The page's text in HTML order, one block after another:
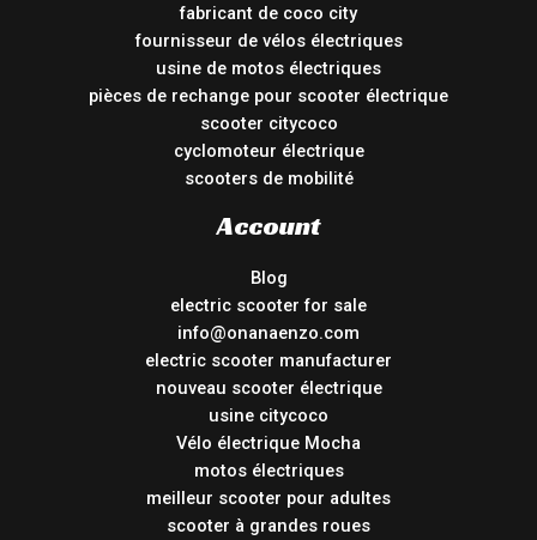
fabricant de coco city
fournisseur de vélos électriques
usine de motos électriques
pièces de rechange pour scooter électrique
scooter citycoco
cyclomoteur électrique
scooters de mobilité
Account
Blog
electric scooter for sale
info@onanaenzo.com
electric scooter manufacturer
nouveau scooter électrique
usine citycoco
Vélo électrique Mocha
motos électriques
meilleur scooter pour adultes
scooter à grandes roues